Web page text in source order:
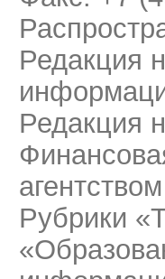
Редакция
Редакция
Рубрики